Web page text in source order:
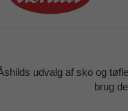
udvalg af sko og
brug